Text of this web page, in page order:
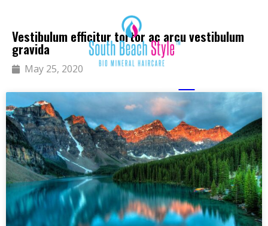
Vestibulum efficitur tortor ac arcu vestibulum
gravida
May 25, 2020